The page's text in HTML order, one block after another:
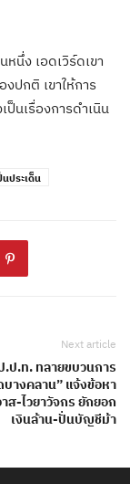
นึ่ง เอดเวิร์ดเขา
ปกติ เขาให้การ
ป็นเรื่องการดำเนิน
นประเด็น
Next article
.ป.ท. ทลายขบวนการ
บางคลาน” แจ้งข้อหา
ส-ไวยาวัจกร ยักยอก
เงินล้าน-ปั่นบัญชีม้า